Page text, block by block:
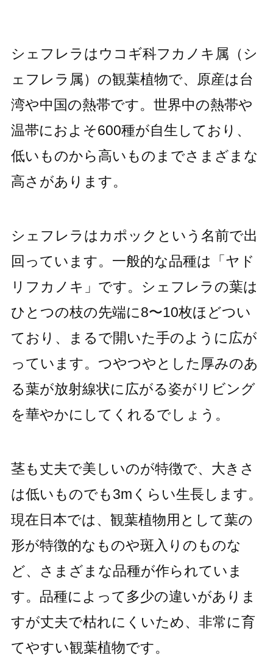
シェフレラはウコギ科フカノキ属（シ
ェフレラ属）の観葉植物で、原産は台
湾や中国の熱帯です。世界中の熱帯や
温帯におよそ600種が自生しており、
低いものから高いものまでさまざまな
高さがあります。
シェフレラはカポックという名前で出
回っています。一般的な品種は「ヤド
リフカノキ」です。シェフレラの葉は
ひとつの枝の先端に8〜10枚ほどつい
ており、まるで開いた手のように広が
っています。つやつやとした厚みのあ
る葉が放射線状に広がる姿がリビング
を華やかにしてくれるでしょう。
茎も丈夫で美しいのが特徴で、大きさ
は低いものでも3mくらい生長します。
現在日本では、観葉植物用として葉の
形が特徴的なものや斑入りのものな
ど、さまざまな品種が作られていま
す。品種によって多少の違いがありま
すが丈夫で枯れにくいため、非常に育
てやすい観葉植物です。